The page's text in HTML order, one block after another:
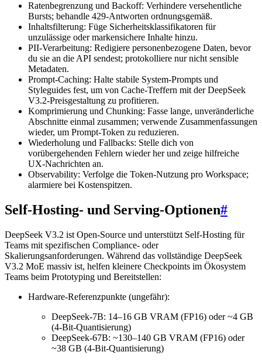
Ratenbegrenzung und Backoff: Verhindere versehentliche
Bursts; behandle 429-Antworten ordnungsgemäß.
Inhaltsfilterung: Füge Sicherheitsklassifikatoren für
unzulässige oder markensichere Inhalte hinzu.
PII-Verarbeitung: Redigiere personenbezogene Daten, bevor
du sie an die API sendest; protokolliere nur nicht sensible
Metadaten.
Prompt-Caching: Halte stabile System-Prompts und
Styleguides fest, um von Cache-Treffern mit der DeepSeek
V3.2-Preisgestaltung zu profitieren.
Komprimierung und Chunking: Fasse lange, unveränderliche
Abschnitte einmal zusammen; verwende Zusammenfassungen
wieder, um Prompt-Token zu reduzieren.
Wiederholung und Fallbacks: Stelle dich von
vorübergehenden Fehlern wieder her und zeige hilfreiche
UX-Nachrichten an.
Observability: Verfolge die Token-Nutzung pro Workspace;
alarmiere bei Kostenspitzen.
Self-Hosting- und Serving-Optionen#
DeepSeek V3.2 ist Open-Source und unterstützt Self-Hosting für
Teams mit spezifischen Compliance- oder
Skalierungsanforderungen. Während das vollständige DeepSeek
V3.2 MoE massiv ist, helfen kleinere Checkpoints im Ökosystem
Teams beim Prototyping und Bereitstellen:
Hardware-Referenzpunkte (ungefähr):
DeepSeek-7B: 14–16 GB VRAM (FP16) oder ~4 GB
(4-Bit-Quantisierung)
DeepSeek-67B: ~130–140 GB VRAM (FP16) oder
~38 GB (4-Bit-Quantisierung)